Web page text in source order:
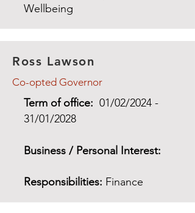
Wellbeing
Ross Lawson
Co-opted Governor
Term of office: 01/02/2024 -
31/01/2028
Business / Personal Interest:
Responsibilities: Finance